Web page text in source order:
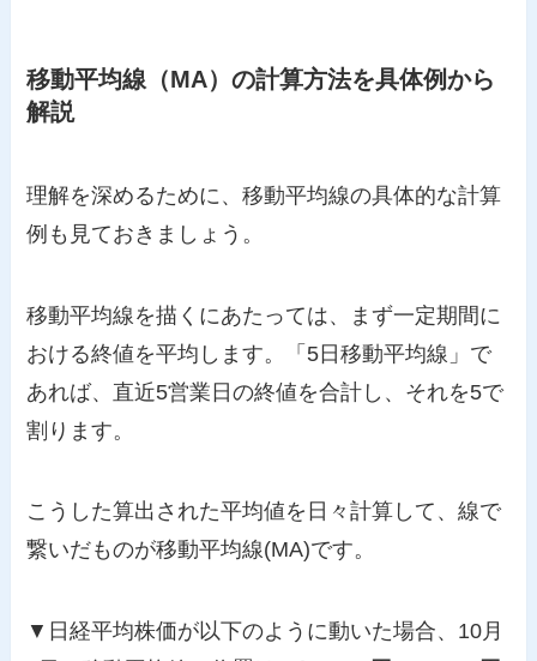
移動平均線（MA）の計算方法を具体例から
解説
理解を深めるために、移動平均線の具体的な計算
例も見ておきましょう。
移動平均線を描くにあたっては、まず一定期間に
おける終値を平均します。「5日移動平均線」で
あれば、直近5営業日の終値を合計し、それを5で
割ります。
こうした算出された平均値を日々計算して、線で
繋いだものが移動平均線(MA)です。
▼日経平均株価が以下のように動いた場合、10月